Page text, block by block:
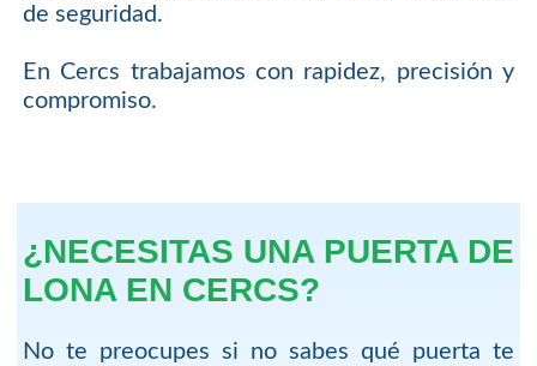
de seguridad.
En Cercs trabajamos con rapidez, precisión y
compromiso.
¿NECESITAS UNA PUERTA DE
LONA EN CERCS?
No te preocupes si no sabes qué puerta te